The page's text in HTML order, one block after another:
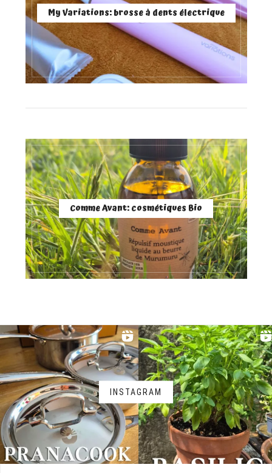
My Variations: brosse à dents électrique
Comme Avant: cosmétiques Bio
INSTAGRAM